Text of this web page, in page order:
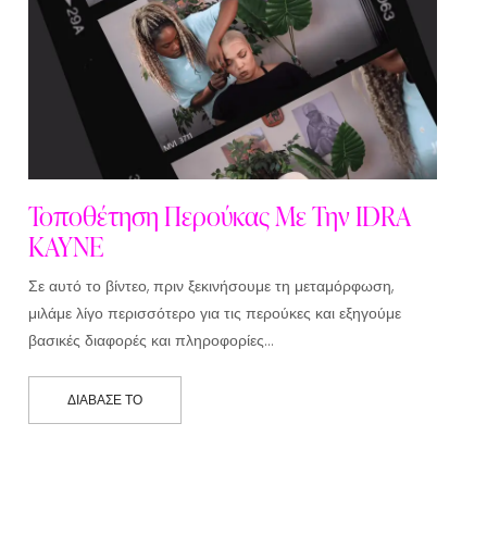
Τοποθέτηση Περούκας Με Την IDRA
KAYNE
Σε αυτό το βίντεο, πριν ξεκινήσουμε τη μεταμόρφωση,
μιλάμε λίγο περισσότερο για τις περούκες και εξηγούμε
βασικές διαφορές και πληροφορίες…
ΔΙΆΒΑΣΕ ΤΟ